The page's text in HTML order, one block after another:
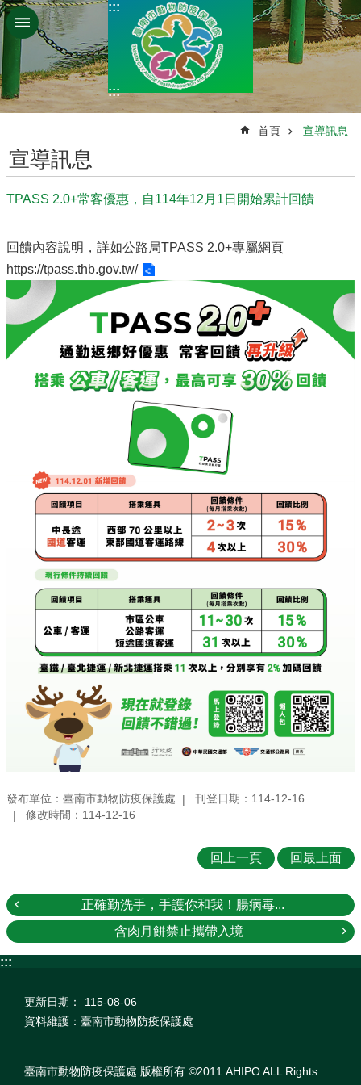
跳到主要內容區塊
:::
:::
首頁 宣導訊息
宣導訊息
TPASS 2.0+常客優惠，自114年12月1日開始累計回饋
回饋內容說明，詳如公路局TPASS 2.0+專屬網頁
https://tpass.thb.gov.tw/
發布單位：臺南市動物防疫保護處
刊登日期：114-12-16
修改時間：114-12-16
回上一頁 回最上面
正確勤洗手，手護你和我！腸病毒...
含肉月餅禁止攜帶入境
:::
更新日期：
115-08-06
資料維護：臺南市動物防疫保護處
臺南市動物防疫保護處 版權所有 ©2011 AHIPO ALL Rights